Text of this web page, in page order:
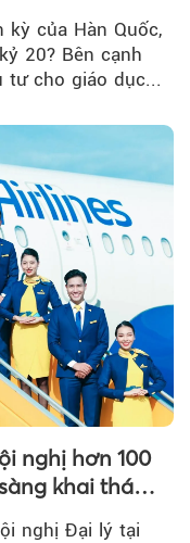
của Hàn Quốc,
20? Bên cạnh
tư cho giáo dục...
nghị hơn 100
khai thác
Quyến
nghị Đại lý tại